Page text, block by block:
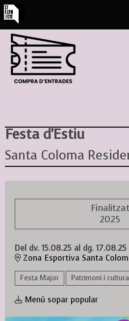
Festa d'Estiu
Santa Coloma
Finalitzat
2025
Del dv. 15.08.25 al dg. 17.08.25
Zona Esportiva Santa
Festa Major Patrimoni i cultura
Menú sopar popular